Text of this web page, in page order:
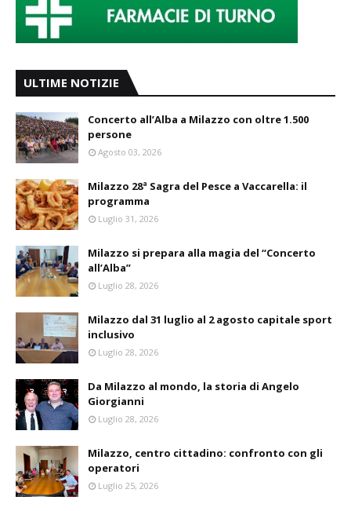
ULTIME NOTIZIE
Concerto all’Alba a Milazzo con oltre 1.500
persone
Agosto 03, 2026
Milazzo 28ª Sagra del Pesce a Vaccarella: il
programma
Luglio 31, 2026
Milazzo si prepara alla magia del “Concerto
all’Alba”
Luglio 28, 2026
Milazzo dal 31 luglio al 2 agosto capitale sport
inclusivo
Luglio 28, 2026
Da Milazzo al mondo, la storia di Angelo
Giorgianni
Luglio 28, 2026
Milazzo, centro cittadino: confronto con gli
operatori
Luglio 25, 2026